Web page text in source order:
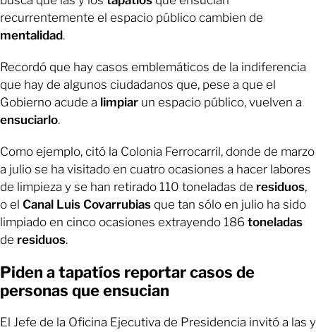
recurrentemente el espacio público cambien de
mentalidad.
Recordó que hay casos emblemáticos de la indiferencia
que hay de algunos ciudadanos que, pese a que el
Gobierno acude a limpiar un espacio público, vuelven a
ensuciarlo.
Como ejemplo, citó la Colonia Ferrocarril, donde de marzo
a julio se ha visitado en cuatro ocasiones a hacer labores
de limpieza y se han retirado 110 toneladas de residuos,
o el Canal Luis Covarrubias que tan sólo en julio ha sido
limpiado en cinco ocasiones extrayendo 186 toneladas
de residuos.
Piden a tapatíos reportar casos de
personas que ensucian
El Jefe de la Oficina Ejecutiva de Presidencia invitó a las y